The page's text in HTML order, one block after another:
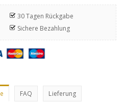
30 Tagen Rückgabe
Sichere Bezahlung
FAQ Lieferung